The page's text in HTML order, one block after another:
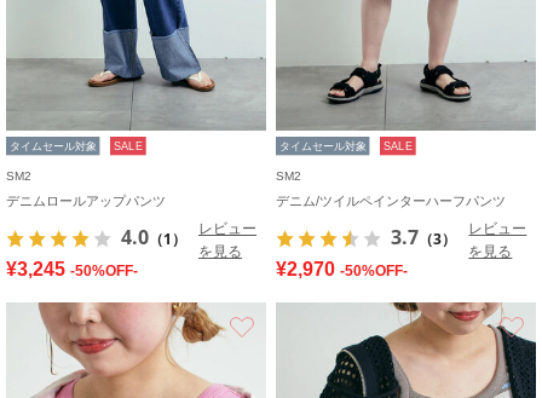
タイムセール対象 SALE
SM2
デニムロールアップパンツ
4.0 （1）
レビュー
を見る
¥3,245 -50%OFF-
タイムセール対象 SALE
SM2
デニム/ツイルペインターハーフパンツ
3.7 （3）
レビュー
を見る
¥2,970 -50%OFF-